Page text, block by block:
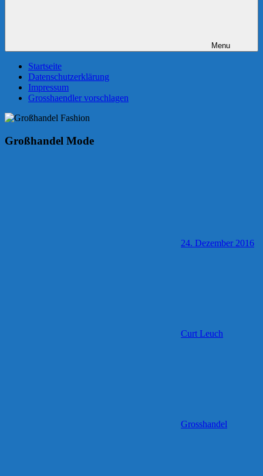
Menu
Startseite
Datenschutzerklärung
Impressum
Grosshaendler vorschlagen
Großhandel Mode
24. Dezember 2016
Curt Leuch
Grosshandel